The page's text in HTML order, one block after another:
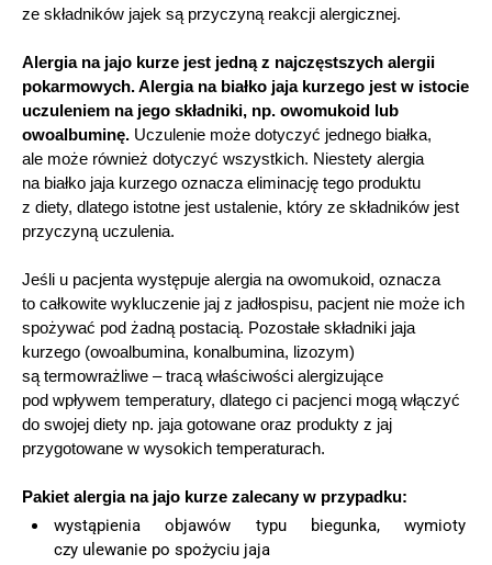
ze składników jajek są przyczyną reakcji alergicznej.
Alergia na jajo kurze jest jedną z najczęstszych alergii
pokarmowych. Alergia na białko jaja kurzego jest w istocie
uczuleniem na jego składniki, np. owomukoid lub
owoalbuminę. Uczulenie może dotyczyć jednego białka,
ale może również dotyczyć wszystkich. Niestety alergia
na białko jaja kurzego oznacza eliminację tego produktu
z diety, dlatego istotne jest ustalenie, który ze składników jest
przyczyną uczulenia.
Jeśli u pacjenta występuje alergia na owomukoid, oznacza
to całkowite wykluczenie jaj z jadłospisu, pacjent nie może ich
spożywać pod żadną postacią. Pozostałe składniki jaja
kurzego (owoalbumina, konalbumina, lizozym)
są termowrażliwe – tracą właściwości alergizujące
pod wpływem temperatury, dlatego ci pacjenci mogą włączyć
do swojej diety np. jaja gotowane oraz produkty z jaj
przygotowane w wysokich temperaturach.
Pakiet alergia na jajo kurze zalecany w przypadku:
wystąpienia objawów typu biegunka, wymioty
czy ulewanie po spożyciu jaja